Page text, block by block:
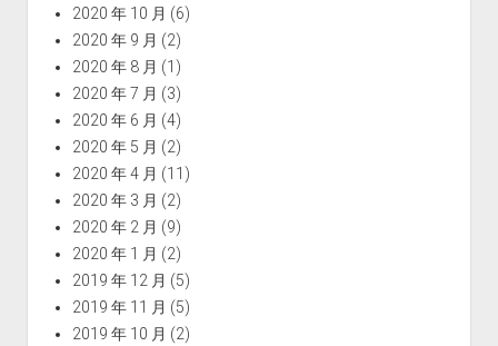
2020 年 10 月 (6)
2020 年 9 月 (2)
2020 年 8 月 (1)
2020 年 7 月 (3)
2020 年 6 月 (4)
2020 年 5 月 (2)
2020 年 4 月 (11)
2020 年 3 月 (2)
2020 年 2 月 (9)
2020 年 1 月 (2)
2019 年 12 月 (5)
2019 年 11 月 (5)
2019 年 10 月 (2)